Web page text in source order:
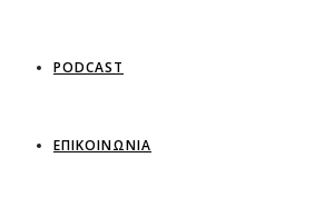
PODCAST
ΕΠΙΚΟΙΝΩΝΙΑ